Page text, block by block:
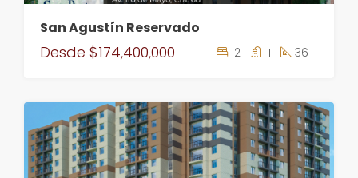
San Agustín Reservado
Desde $174,400,000 2 1 36